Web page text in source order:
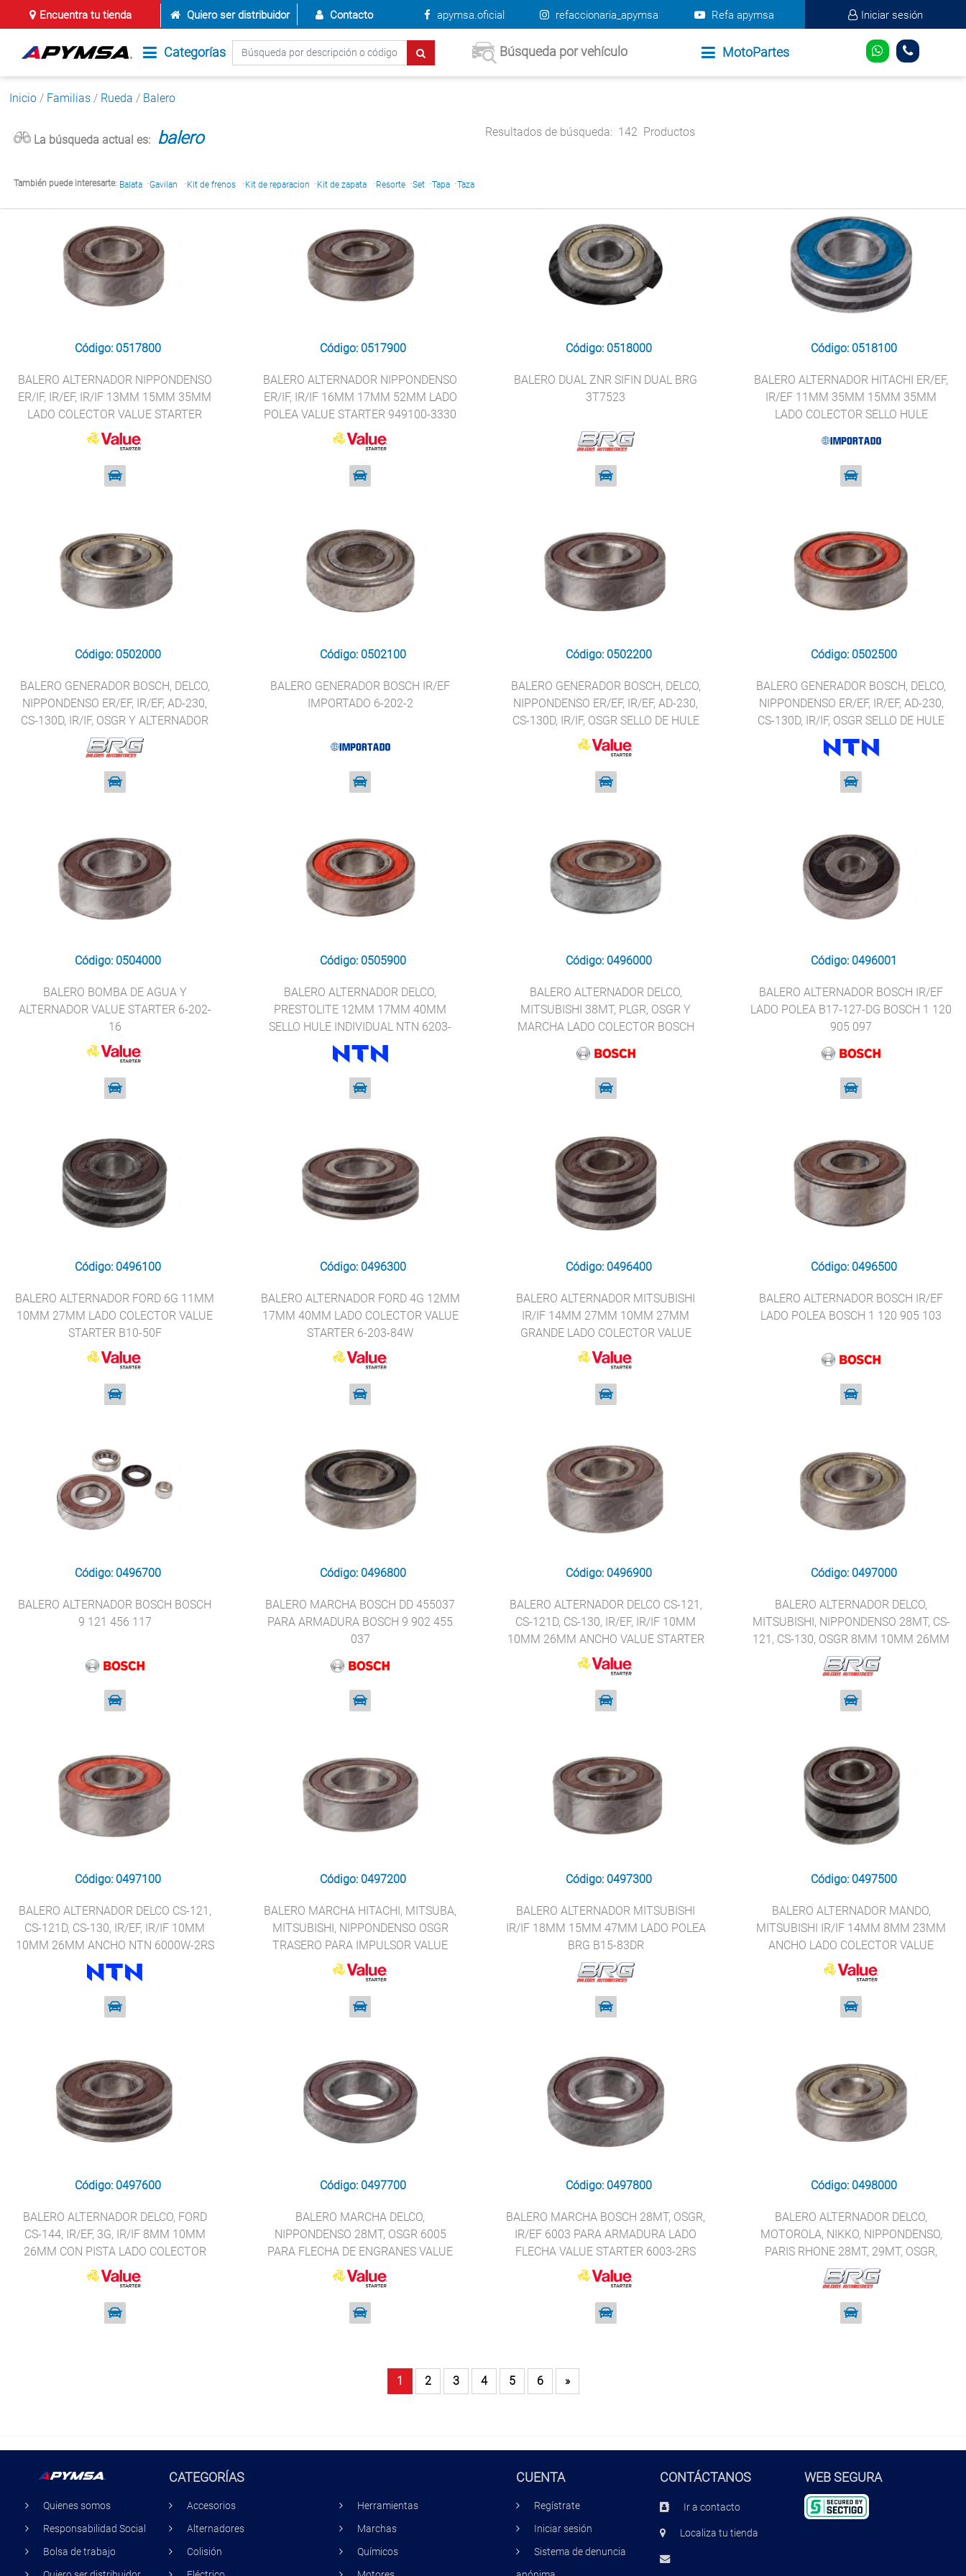
Encuentra tu tienda Quiero ser distribuidor Contacto apymsa.oficial refaccionaria_apymsa Refa apymsa Iniciar sesión
Categorías Búsqueda por vehículo MotoPartes
Inicio / Familias / Rueda / Balero
La búsqueda actual es: balero Resultados de búsqueda: 142 Productos
También puede interesarte: Balata ·Gavilan ·Kit de frenos ·Kit de reparacion ·Kit de zapata ·Resorte ·Set ·Tapa ·Taza
Código: 0517800
BALERO ALTERNADOR NIPPONDENSO
ER/IF, IR/EF, IR/IF 13MM 15MM 35MM
LADO COLECTOR VALUE STARTER
949100-2790
Código: 0517900
BALERO ALTERNADOR NIPPONDENSO
ER/IF, IR/IF 16MM 17MM 52MM LADO
POLEA VALUE STARTER 949100-3330
Código: 0518000
BALERO DUAL ZNR SIFIN DUAL BRG
3T7523
Código: 0518100
BALERO ALTERNADOR HITACHI ER/EF,
IR/EF 11MM 35MM 15MM 35MM
LADO COLECTOR SELLO HULE
Código: 0502000
BALERO GENERADOR BOSCH, DELCO,
NIPPONDENSO ER/EF, IR/EF, AD-230,
CS-130D, IR/IF, OSGR Y ALTERNADOR
BRG 6202-ZZ
Código: 0502100
BALERO GENERADOR BOSCH IR/EF
IMPORTADO 6-202-2
Código: 0502200
BALERO GENERADOR BOSCH, DELCO,
NIPPONDENSO ER/EF, IR/EF, AD-230,
CS-130D, IR/IF, OSGR SELLO DE HULE
VALUE STARTER 6202-2RS
Código: 0502500
BALERO GENERADOR BOSCH, DELCO,
NIPPONDENSO ER/EF, IR/EF, AD-230,
CS-130D, IR/IF, OSGR SELLO DE HULE
NTN 6202-2RS
Código: 0504000
BALERO BOMBA DE AGUA Y
ALTERNADOR VALUE STARTER 6-202-
16
Código: 0505900
BALERO ALTERNADOR DELCO,
PRESTOLITE 12MM 17MM 40MM
SELLO HULE INDIVIDUAL NTN 6203-
2RS
Código: 0496000
BALERO ALTERNADOR DELCO,
MITSUBISHI 38MT, PLGR, OSGR Y
MARCHA LADO COLECTOR BOSCH
BOSCH 62012RS
Código: 0496001
BALERO ALTERNADOR BOSCH IR/EF
LADO POLEA B17-127-DG BOSCH 1 120
905 097
Código: 0496100
BALERO ALTERNADOR FORD 6G 11MM
10MM 27MM LADO COLECTOR VALUE
STARTER B10-50F
Código: 0496300
BALERO ALTERNADOR FORD 4G 12MM
17MM 40MM LADO COLECTOR VALUE
STARTER 6-203-84W
Código: 0496400
BALERO ALTERNADOR MITSUBISHI
IR/IF 14MM 27MM 10MM 27MM
GRANDE LADO COLECTOR VALUE
STARTER B10-27D
Código: 0496500
BALERO ALTERNADOR BOSCH IR/EF
LADO POLEA BOSCH 1 120 905 103
Código: 0496700
BALERO ALTERNADOR BOSCH BOSCH
9 121 456 117
Código: 0496800
BALERO MARCHA BOSCH DD 455037
PARA ARMADURA BOSCH 9 902 455
037
Código: 0496900
BALERO ALTERNADOR DELCO CS-121,
CS-121D, CS-130, IR/EF, IR/IF 10MM
10MM 26MM ANCHO VALUE STARTER
62000-2RS
Código: 0497000
BALERO ALTERNADOR DELCO,
MITSUBISHI, NIPPONDENSO 28MT, CS-
121, CS-130, OSGR 8MM 10MM 26MM
CHEVROLET BRG 6000-2RS
Código: 0497100
BALERO ALTERNADOR DELCO CS-121,
CS-121D, CS-130, IR/EF, IR/IF 10MM
10MM 26MM ANCHO NTN 6000W-2RS
Código: 0497200
BALERO MARCHA HITACHI, MITSUBA,
MITSUBISHI, NIPPONDENSO OSGR
TRASERO PARA IMPULSOR VALUE
STARTER 6004-2RS
Código: 0497300
BALERO ALTERNADOR MITSUBISHI
IR/IF 18MM 15MM 47MM LADO POLEA
BRG B15-83DR
Código: 0497500
BALERO ALTERNADOR MANDO,
MITSUBISHI IR/IF 14MM 8MM 23MM
ANCHO LADO COLECTOR VALUE
STARTER B8-23D
Código: 0497600
BALERO ALTERNADOR DELCO, FORD
CS-144, IR/EF, 3G, IR/IF 8MM 10MM
26MM CON PISTA LADO COLECTOR
VALUE STARTER 6000TT
Código: 0497700
BALERO MARCHA DELCO,
NIPPONDENSO 28MT, OSGR 6005
PARA FLECHA DE ENGRANES VALUE
STARTER 6005-2RS
Código: 0497800
BALERO MARCHA BOSCH 28MT, OSGR,
IR/EF 6003 PARA ARMADURA LADO
FLECHA VALUE STARTER 6003-2RS
Código: 0498000
BALERO ALTERNADOR DELCO,
MOTOROLA, NIKKO, NIPPONDENSO,
PARIS RHONE 28MT, 29MT, OSGR,
IR/EF . BRG 6200-2RS
1 2 3 4 5 6 »
Quienes somos
Responsabilidad Social
Bolsa de trabajo
CATEGORÍAS
Accesorios
Alternadores
Colisión
Herramientas
Marchas
Químicos
CUENTA
Regístrate
Iniciar sesión
Sistema de denuncia
CONTÁCTANOS
Ir a contacto
Localiza tu tienda
WEB SEGURA